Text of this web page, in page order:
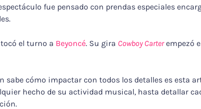
fue pensado con prendas especiales
el turno a Beyoncé. Su gira Cowboy Carterempezó
sabe cómo impactar con todos los detalles es esta
hecho de su actividad musical, hasta detallar